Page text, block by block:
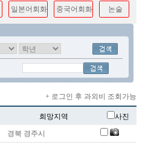
일본어회화 중국어회화 논술
+ 로그인 후 과외비 조회가능
희망지역
사진
경북 경주시